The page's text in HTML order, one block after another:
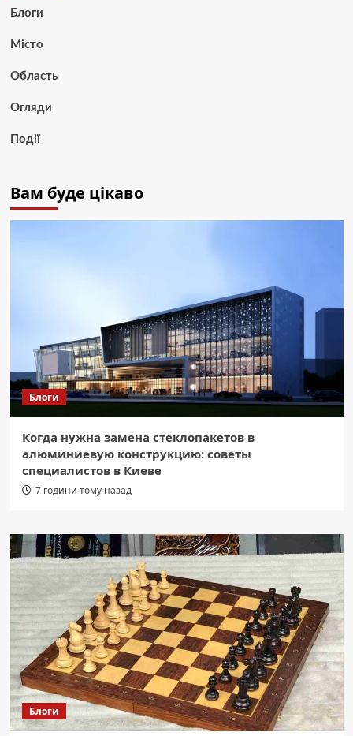
Блоги
Місто
Область
Огляди
Події
Вам буде цікаво
Блоги
Когда нужна замена стеклопакетов в
алюминиевую конструкцию: советы
специалистов в Киеве
7 години тому назад
Блоги